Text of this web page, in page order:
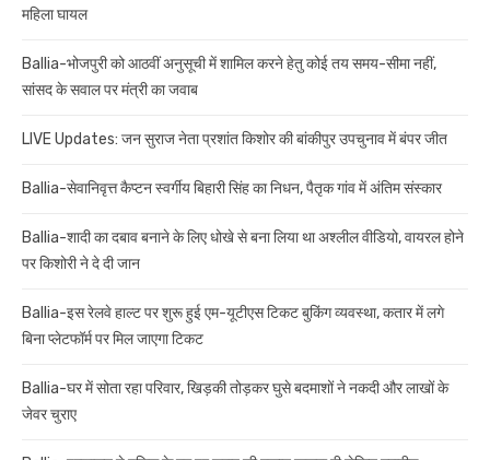
महिला घायल
Ballia-भोजपुरी को आठवीं अनुसूची में शामिल करने हेतु कोई तय समय-सीमा नहीं,
सांसद के सवाल पर मंत्री का जवाब
LIVE Updates: जन सुराज नेता प्रशांत किशोर की बांकीपुर उपचुनाव में बंपर जीत
Ballia-सेवानिवृत्त कैप्टन स्वर्गीय बिहारी सिंह का निधन, पैतृक गांव में अंतिम संस्कार
Ballia-शादी का दबाव बनाने के लिए धोखे से बना लिया था अश्लील वीडियो, वायरल होने
पर किशोरी ने दे दी जान
Ballia-इस रेलवे हाल्ट पर शुरू हुई एम-यूटीएस टिकट बुकिंग व्यवस्था, कतार में लगे
बिना प्लेटफॉर्म पर मिल जाएगा टिकट
Ballia-घर में सोता रहा परिवार, खिड़की तोड़कर घुसे बदमाशों ने नकदी और लाखों के
जेवर चुराए